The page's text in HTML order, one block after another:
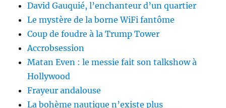
David Gauquié, l’enchanteur d’un quartier
Le mystère de la borne WiFi fantôme
Coup de foudre à la Trump Tower
Accrobsession
Matan Even : le messie fait son talkshow à
Hollywood
Frayeur andalouse
La bohème nautique n’existe plus